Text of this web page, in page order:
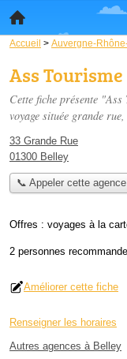
Accueil > Auvergne-
Ass
Cette fiche présente
voyage située grande rue,
33 Grande Rue
01300 Belley
📞 Appeler cette
Offres : voyages à la
2 personnes
Améliorer cette fiche
Renseigner les horaires
Autres agences à Belley